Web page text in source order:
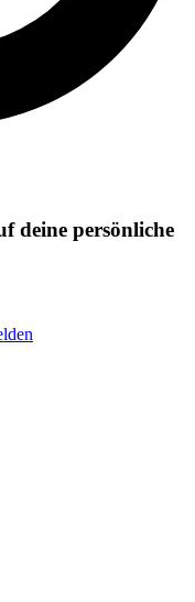
deine persönliche